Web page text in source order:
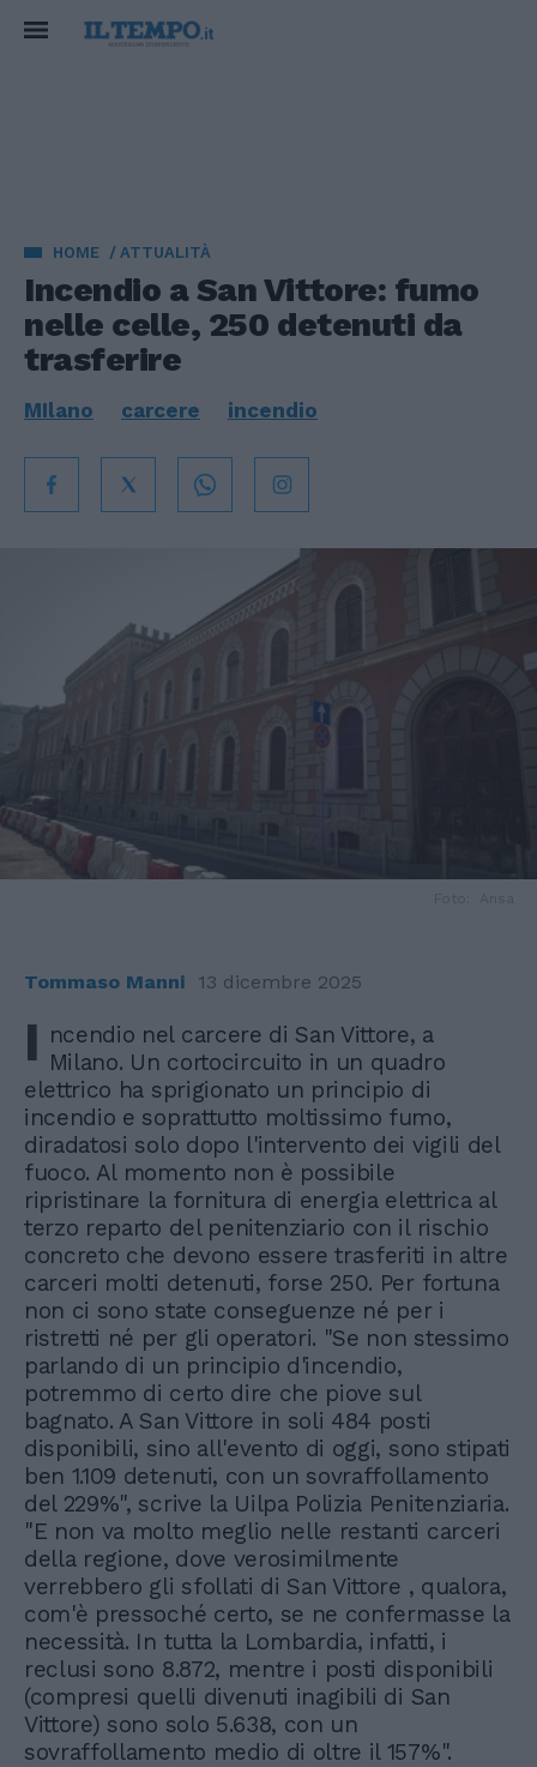
HOME ATTUALITÀ
Incendio a San Vittore: fumo
nelle celle, 250 detenuti da
trasferire
MIlano carcere incendio
Tommaso Manni 13 dicembre 2025
I ncendio nel carcere di San Vittore, a
Milano. Un cortocircuito in un quadro
elettrico ha sprigionato un principio di
incendio e soprattutto moltissimo fumo,
diradatosi solo dopo l'intervento dei vigili del
fuoco. Al momento non è possibile
ripristinare la fornitura di energia elettrica al
terzo reparto del penitenziario con il rischio
concreto che devono essere trasferiti in altre
carceri molti detenuti, forse 250. Per fortuna
non ci sono state conseguenze né per i
ristretti né per gli operatori. "Se non stessimo
parlando di un principio d'incendio,
potremmo di certo dire che piove sul
bagnato. A San Vittore in soli 484 posti
disponibili, sino all'evento di oggi, sono stipati
ben 1.109 detenuti, con un sovraffollamento
del 229%", scrive la Uilpa Polizia Penitenziaria.
"E non va molto meglio nelle restanti carceri
della regione, dove verosimilmente
verrebbero gli sfollati di San Vittore , qualora,
com'è pressoché certo, se ne confermasse la
necessità. In tutta la Lombardia, infatti, i
reclusi sono 8.872, mentre i posti disponibili
(compresi quelli divenuti inagibili di San
Vittore) sono solo 5.638, con un
sovraffollamento medio di oltre il 157%".